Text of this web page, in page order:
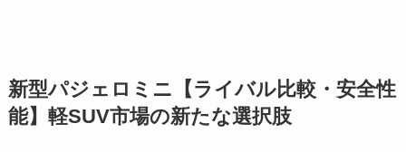
新型パジェロミニ【ライバル比較・安全性
能】軽SUV市場の新たな選択肢